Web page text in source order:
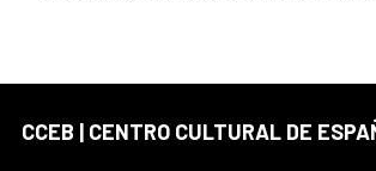
CCEB | CENTRO CULTURAL DE